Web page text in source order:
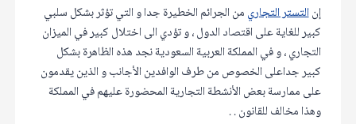
إنالتستر التجاريمن الجرائم الخطيرة جدا و التي تؤثر بشكل سلبي
كبير للغاية على اقتصاد الدول ، و تؤدي الى اختلال كبير في الميزان
التجاري ، و في المملكة العربية السعودية نجد هذه الظاهرة بشكل
كبير جداعلى الخصوص من طرف الوافدين الأجانب و الذين يقدمون
على ممارسة بعض الأنشطة التجارية المحضورة عليهم في المملكة
وهذا مخالف للقانون . .